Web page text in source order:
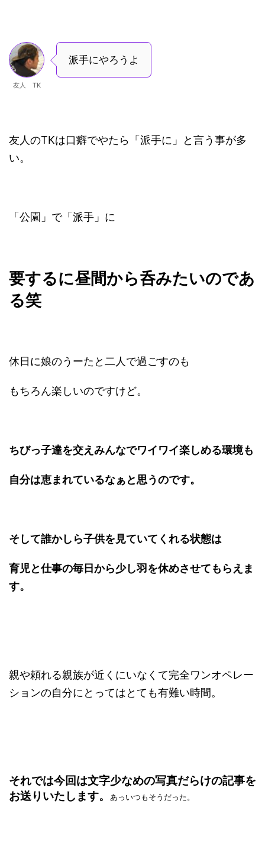
友人 TK
派手にやろうよ
友人のTKは口癖でやたら「派手に」と言う事が多
い。
「公園」で「派手」に
要するに昼間から呑みたいのであ
る笑
休日に娘のうーたと二人で過ごすのも
もちろん楽しいのですけど。
ちびっ子達を交えみんなでワイワイ楽しめる環境も
自分は恵まれているなぁと思うのです。
そして誰かしら子供を見ていてくれる状態は
育児と仕事の毎日から少し羽を休めさせてもらえま
す。
親や頼れる親族が近くにいなくて完全ワンオペレー
ションの自分にとってはとても有難い時間。
それでは今回は文字少なめの写真だらけの記事を
お送りいたします。
あっいつもそうだった。